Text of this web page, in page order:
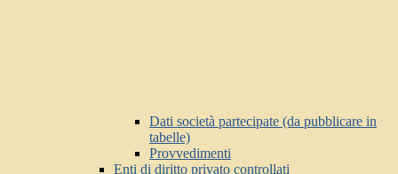
Dati società partecipate (da pubblicare in
tabelle)
Provvedimenti
Enti di diritto privato controllati